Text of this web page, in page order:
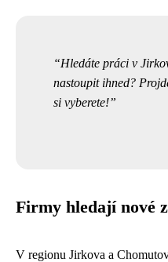
Hledáte práci v
nastoupit ihned?
si vyberete!
Firmy hledají nové
V regionu Jirkova a